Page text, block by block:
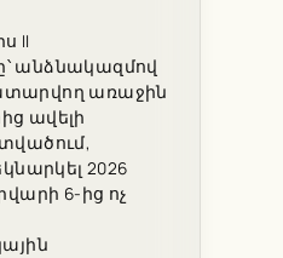
II
անձնակազմով
առաջին
ավելի
2026
6-ից ոչ